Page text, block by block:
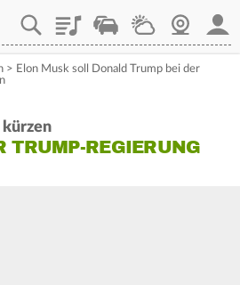
PlaylistStaupilotWetterWebcam
> Elon Musk soll Donald Trump bei der
kürzen
TRUMP-REGIERUNG